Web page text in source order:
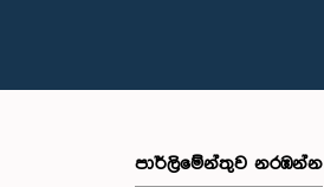
පාර්ලි‌මේන්තුව නරඹන්න